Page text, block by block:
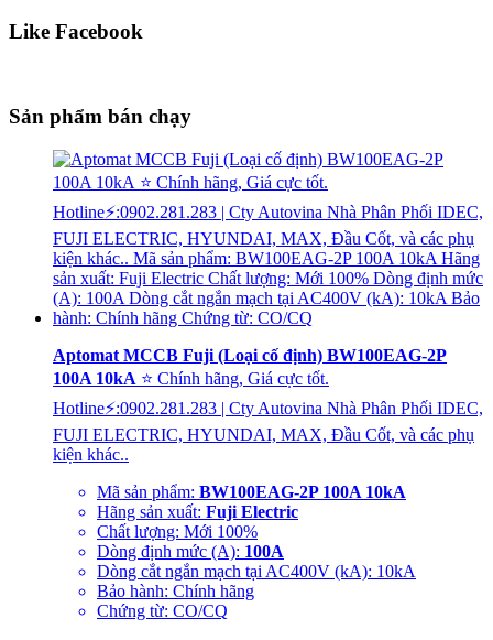
Like Facebook
Sản phẩm bán chạy
Aptomat MCCB Fuji (Loại cố định) BW100EAG-2P
100A 10kA ⭐ Chính hãng, Giá cực tốt.
Hotline⚡:0902.281.283 | Cty Autovina Nhà Phân Phối IDEC,
FUJI ELECTRIC, HYUNDAI, MAX, Đầu Cốt, và các phụ
kiện khác..
Mã sản phẩm: BW100EAG-2P 100A 10kA
Hãng sản xuất: Fuji Electric
Chất lượng: Mới 100%
Dòng định mức (A): 100A
Dòng cắt ngắn mạch tại AC400V (kA): 10kA
Bảo hành: Chính hãng
Chứng từ: CO/CQ